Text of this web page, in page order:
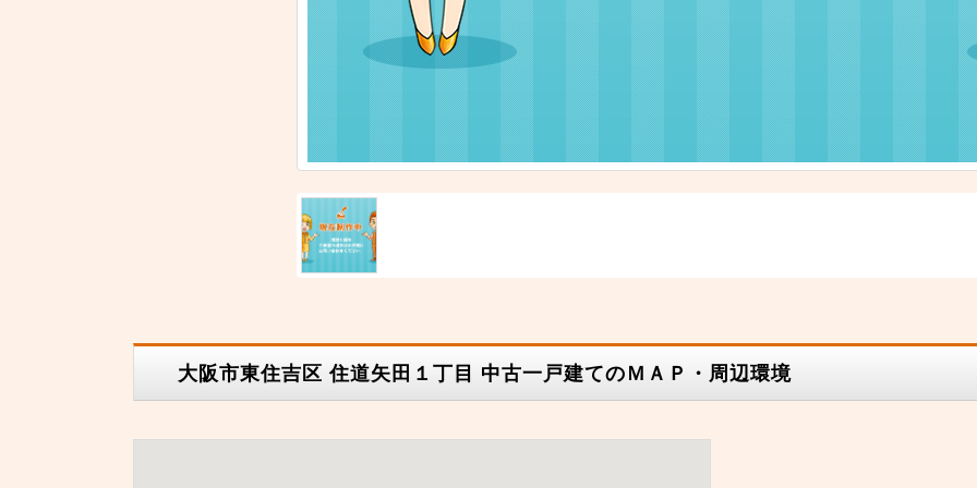
大阪市東住吉区 住道矢田１丁目 中古一戸建てのＭＡＰ・周辺環境